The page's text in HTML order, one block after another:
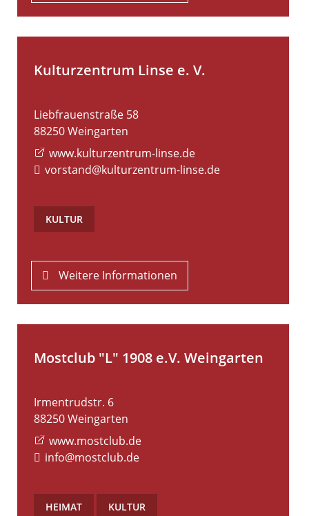
Kulturzentrum Linse e. V.
Liebfrauenstraße 58
88250Weingarten
www.kulturzentrum-linse.de
vorstand@kulturzentrum-linse.de
KULTUR
Weitere Informationen
Mostclub "L" 1908 e.V. Weingarten
Irmentrudstr. 6
88250Weingarten
www.mostclub.de
info@mostclub.de
HEIMAT KULTUR